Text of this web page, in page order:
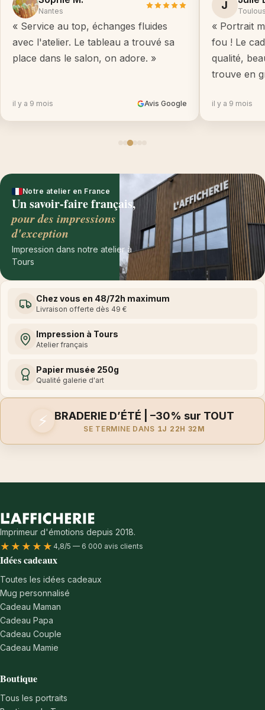
Nantes
« Service au top, échanges fluides
avec l'atelier. Le tableau a trouvé sa
place dans le salon, on adore. »
il y a 9 mois Avis Google
J
« Portrait
fou ! Le
qualité,
trouve en
il y a 9 mois
Notre atelier en France
Un savoir-faire français,
pour des impressions
d'exception
Impression dans notre atelier à
Tours
Chez vous en 48/72h maximum
Livraison offerte dès 49 €
Impression à Tours
Atelier français
Papier musée 250g
Qualité galerie d'art
⚡ BRADERIE D’ÉTÉ | –30% sur TOUT
SE TERMINE DANS 1J 22H 32M
Imprimeur d'émotions depuis 2018.
★★★★★ 4,8/5 — 6 000 avis clients
Idées cadeaux
Toutes les idées cadeaux
Mug personnalisé
Cadeau Maman
Cadeau Papa
Cadeau Couple
Cadeau Mamie
Boutique
Tous les portraits